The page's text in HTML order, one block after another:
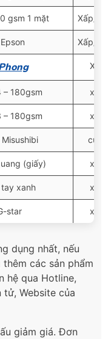
gsm 1 mặt Xấp/50
Xấp/20
Xấp
– 180gsm xấp
– 180gsm xấp
cuộn
(giấy) xấp
xanh xấp
star xấp
dụng nhất, nếu
các sản phẩm
hệ qua Hotline,
tử, Website của
giảm giá. Đơn